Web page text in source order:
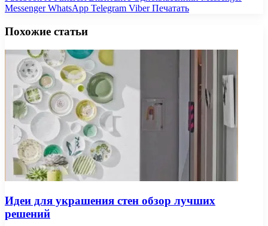
Messenger WhatsApp Telegram Viber Печатать
Похожие статьи
Идеи для украшения стен обзор лучших
решений